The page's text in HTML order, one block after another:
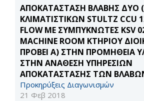
ΑΠΟΚΑΤΑΣΤΑΣΗ ΒΛΑΒΗΣ ΔΥΟ
ΚΛΙΜΑΤΙΣΤΙΚΩΝ STULTZ CCU
FLOW ΜΕ ΣΥΜΠΥΚΝΩΤΕΣ KSV
MACHΙNE ROOM ΚΤΗΡΙΟΥ
ΠΡΟΒΕΙ Α) ΣΤΗΝ ΠΡΟΜΗΘΕΙΑ
ΣΤΗΝ ΑΝΑΘΕΣΗ ΥΠΗΡΕΣΙΩΝ
ΑΠΟΚΑΤΑΣΤΑΣΗΣ ΤΩΝ
Προκηρύξεις Διαγωνισμών
21 Φεβ 2018